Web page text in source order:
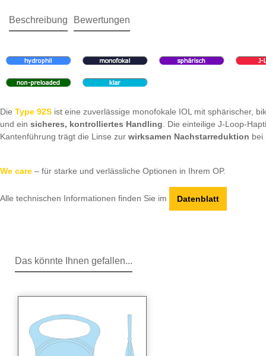
Beschreibung Bewertungen
Die Type 92S ist eine zuverlässige monofokale IOL mit sphärischer,
und ein sicheres, kontrolliertes Handling. Die einteilige J-Loop-
Kantenführung trägt die Linse zur wirksamen Nachstarreduktion bei
We care – für starke und verlässliche Optionen in Ihrem OP.
Alle technischen Informationen finden Sie im Datenblatt
Das könnte Ihnen gefallen...
Produktgalerie überspringen